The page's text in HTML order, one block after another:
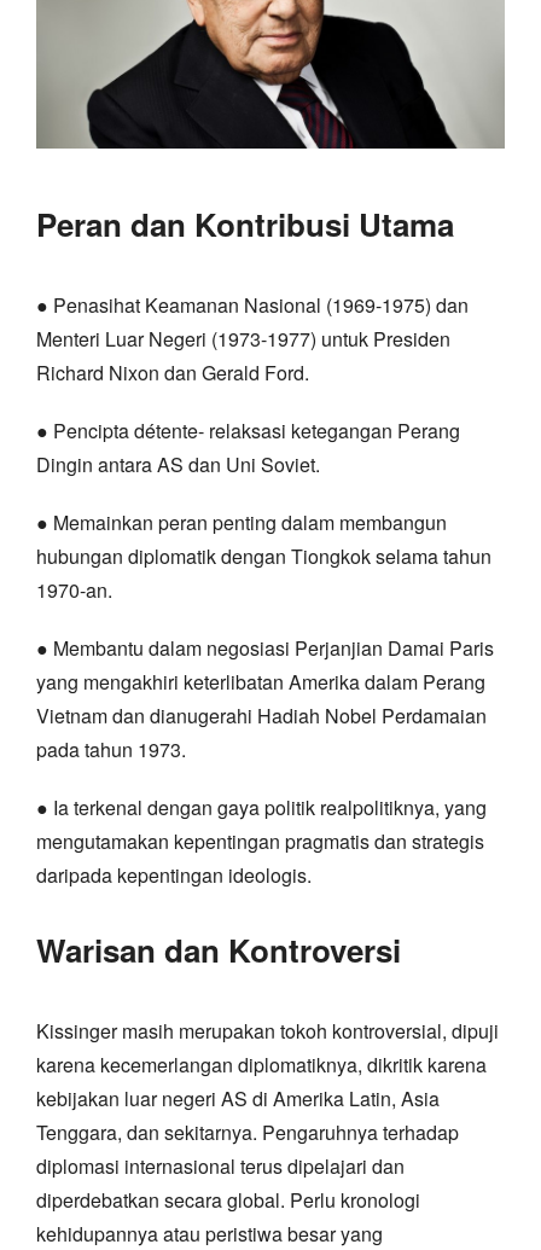
Peran dan Kontribusi Utama
● Penasihat Keamanan Nasional (1969-1975) dan
Menteri Luar Negeri (1973-1977) untuk Presiden
Richard Nixon dan Gerald Ford.
● Pencipta détente- relaksasi ketegangan Perang
Dingin antara AS dan Uni Soviet.
● Memainkan peran penting dalam membangun
hubungan diplomatik dengan Tiongkok selama tahun
1970-an.
● Membantu dalam negosiasi Perjanjian Damai Paris
yang mengakhiri keterlibatan Amerika dalam Perang
Vietnam dan dianugerahi Hadiah Nobel Perdamaian
pada tahun 1973.
● Ia terkenal dengan gaya politik realpolitiknya, yang
mengutamakan kepentingan pragmatis dan strategis
daripada kepentingan ideologis.
Warisan dan Kontroversi
Kissinger masih merupakan tokoh kontroversial, dipuji
karena kecemerlangan diplomatiknya, dikritik karena
kebijakan luar negeri AS di Amerika Latin, Asia
Tenggara, dan sekitarnya. Pengaruhnya terhadap
diplomasi internasional terus dipelajari dan
diperdebatkan secara global. Perlu kronologi
kehidupannya atau peristiwa besar yang